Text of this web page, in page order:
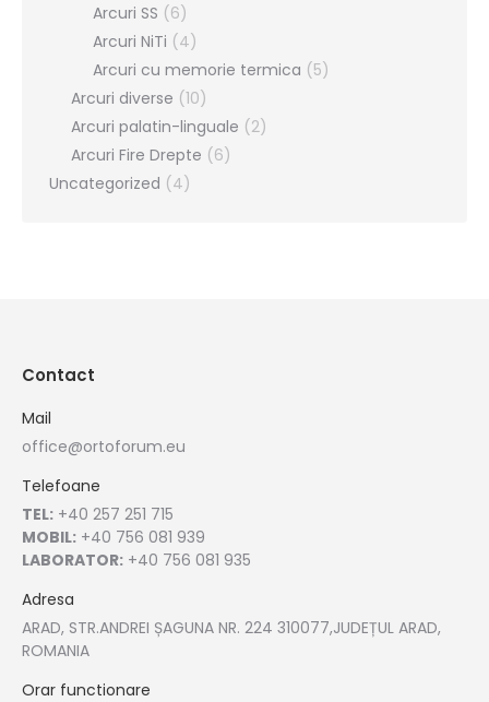
Arcuri SS (6)
Arcuri NiTi (4)
Arcuri cu memorie termica (5)
Arcuri diverse (10)
Arcuri palatin-linguale (2)
Arcuri Fire Drepte (6)
Uncategorized (4)
Contact
Mail
office@ortoforum.eu
Telefoane
TEL: +40 257 251 715
MOBIL: +40 756 081 939
LABORATOR: +40 756 081 935
Adresa
ARAD, STR.ANDREI ȘAGUNA NR. 224 310077,JUDEȚUL ARAD,
ROMANIA
Orar functionare